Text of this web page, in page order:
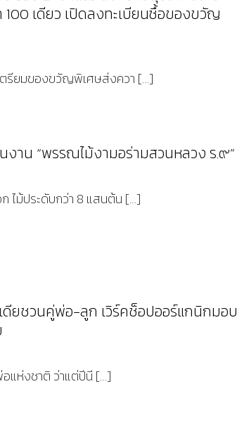
100 เดียว เปิดลงทะเบียนซื้อของขวัญ
ตรียมของขวัญพิเศษส่งควา […]
งาน “พรรณไม้งามอร่ามสวนหลวง ร.๙”
ไม้ประดับกว่า 8 แสนต้น […]
ยชวนคู่พ่อ-ลูก เวิร์คช็อปออร์แกนิกมอบ
แห่งชาติ ว่าแต่ปีนี […]